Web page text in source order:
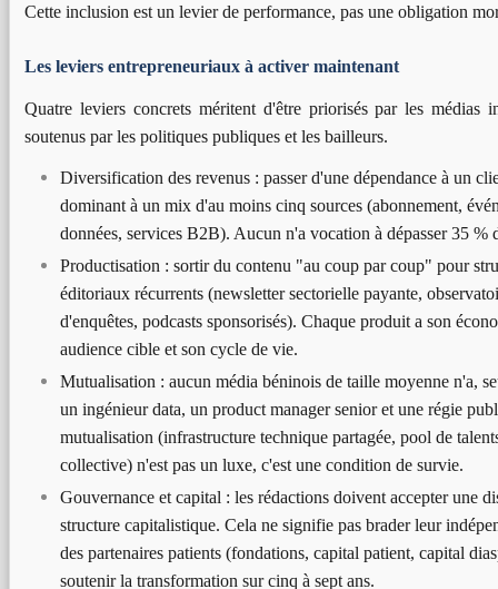
Cette inclusion est un levier de performance, pas une obligation
Les leviers entrepreneuriaux à activer maintenant
Quatre leviers concrets méritent d'être priorisés par les médias
soutenus par les politiques publiques et les bailleurs.
Diversification des revenus : passer d'une dépendance à un
dominant à un mix d'au moins cinq sources (abonnement,
données, services B2B). Aucun n'a vocation à dépasser 35 %
Productisation : sortir du contenu "au coup par coup" pour
éditoriaux récurrents (newsletter sectorielle payante,
d'enquêtes, podcasts sponsorisés). Chaque produit a son
audience cible et son cycle de vie.
Mutualisation : aucun média béninois de taille moyenne n'a,
un ingénieur data, un product manager senior et une régie
mutualisation (infrastructure technique partagée, pool de
collective) n'est pas un luxe, c'est une condition de survie.
Gouvernance et capital : les rédactions doivent accepter une
structure capitalistique. Cela ne signifie pas brader leur
des partenaires patients (fondations, capital patient, capital
soutenir la transformation sur cinq à sept ans.